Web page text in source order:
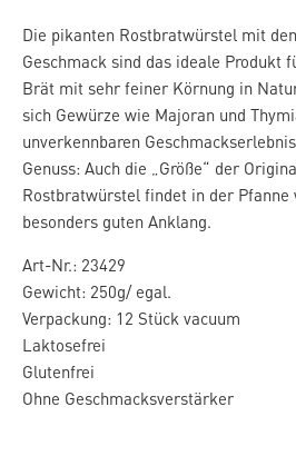
Die pikanten Rostbratwürstel mit
Geschmack sind das ideale Produkt
Brät mit sehr feiner Körnung in
sich Gewürze wie Majoran und
unverkennbaren
Genuss: Auch die „Größe“ der
Rostbratwürstel findet in der Pfanne
besonders guten Anklang.
Art-Nr.: 23429
Gewicht: 250g/ egal.
Verpackung: 12 Stück vacuum
Laktosefrei
Glutenfrei
Ohne Geschmacksverstärker